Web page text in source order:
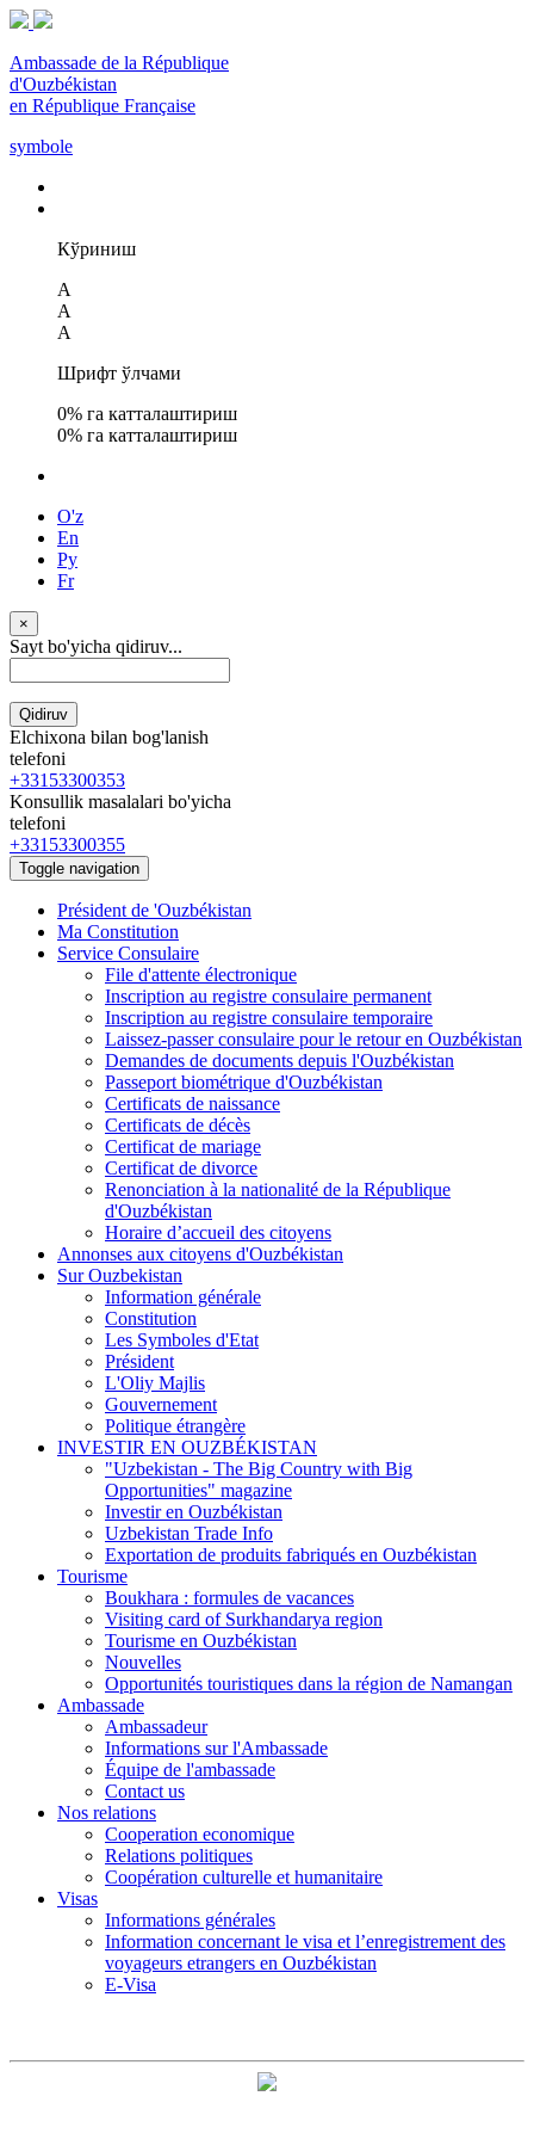
Ambassade de la République
d'Ouzbékistan
en République Française
symbole
Кўриниш
A
A
A
Шрифт ўлчами
0% га катталаштириш
0% га катталаштириш
O'z
En
Ру
Fr
×
Sayt bo'yicha qidiruv...
Qidiruv
Elchixona bilan bog'lanish
telefoni
+33153300353
Konsullik masalalari bo'yicha
telefoni
+33153300355
Toggle navigation
Président de 'Ouzbékistan
Ma Constitution
Service Consulaire
File d'attente électronique
Inscription au registre consulaire permanent
Inscription au registre consulaire temporaire
Laissez-passer consulaire pour le retour en Ouzbékistan
Demandes de documents depuis l'Ouzbékistan
Passeport biométrique d'Ouzbékistan
Certificats de naissance
Certificats de décès
Certificat de mariage
Certificat de divorce
Renonciation à la nationalité de la République
d'Ouzbékistan
Horaire d’accueil des citoyens
Annonses aux citoyens d'Ouzbékistan
Sur Ouzbekistan
Information générale
Constitution
Les Symboles d'Etat
Président
L'Oliy Majlis
Gouvernement
Politique étrangère
INVESTIR EN OUZBÉKISTAN
"Uzbekistan - The Big Country with Big
Opportunities" magazine
Investir en Ouzbékistan
Uzbekistan Trade Info
Exportation de produits fabriqués en Ouzbékistan
Tourisme
Boukhara : formules de vacances
Visiting card of Surkhandarya region
Tourisme en Ouzbékistan
Nouvelles
Opportunités touristiques dans la région de Namangan
Ambassade
Ambassadeur
Informations sur l'Ambassade
Équipe de l'ambassade
Contact us
Nos relations
Cooperation economique
Relations politiques
Coopération culturelle et humanitaire
Visas
Informations générales
Information concernant le visa et l’enregistrement des
voyageurs etrangers en Ouzbékistan
E-Visa